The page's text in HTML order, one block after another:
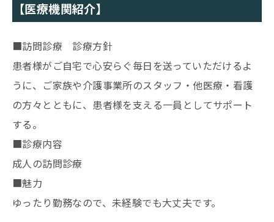
【医療機関紹介】
■訪問診療 診療方針
患者様がご自宅で心安らぐ毎日を送っていただけるよ
うに、ご家族や介護事業所のスタッフ・他医療・看護
の方々とともに、患者様を支える一員としてサポート
する。
■診療内容
成人の訪問診療
■魅力
ゆったり勤務なので、未経験でも大丈夫です。